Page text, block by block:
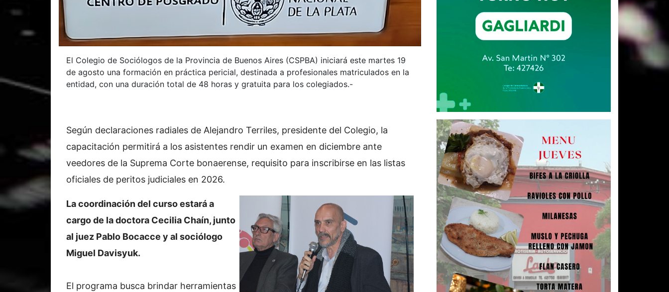
El Colegio de Sociólogos de la Provincia de Buenos Aires (CSPBA) iniciará este martes 19
de agosto una formación en práctica pericial, destinada a profesionales matriculados en la
entidad, con una duración total de 48 horas y gratuita para los colegiados.-
Según declaraciones radiales de Alejandro Terriles, presidente del Colegio, la
capacitación permitirá a los asistentes rendir un examen en diciembre ante
veedores de la Suprema Corte bonaerense, requisito para inscribirse en las listas
oficiales de peritos judiciales en 2026.
La coordinación del curso estará a
cargo de la doctora Cecilia Chaín, junto
al juez Pablo Bocacce y al sociólogo
Miguel Davisyuk.
El programa busca brindar herramientas